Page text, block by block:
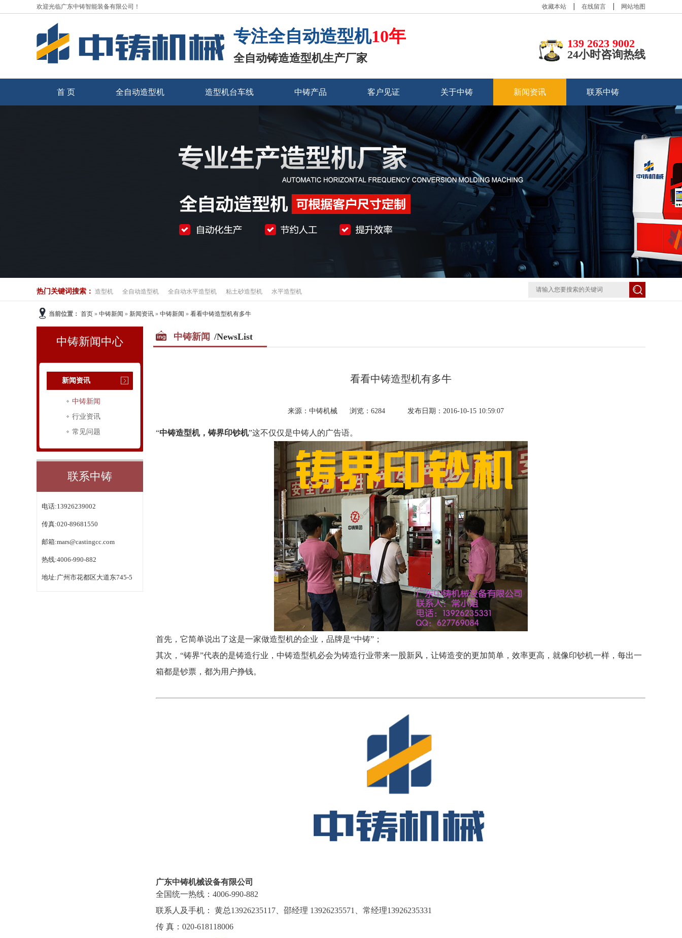
欢迎光临广东中铸智能装备有限公司！ 收藏本站 在线留言 网站地图
专注全自动造型机10年
全自动铸造造型机生产厂家
139 2623 9002
24小时咨询热线
首 页 全自动造型机 造型机台车线 中铸产品 客户见证 关于中铸 新闻资讯 联系中铸
热门关键词搜索： 造型机 全自动造型机 全自动水平造型机 粘土砂造型机 水平造型机
当前位置： 首页 » 中铸新闻 » 新闻资讯 » 中铸新闻 » 看看中铸造型机有多牛
中铸新闻中心
新闻资讯
中铸新闻
行业资讯
常见问题
联系中铸
电话:13926239002
传真:020-89681550
邮箱:mars@castingcc.com
热线:4006-990-882
地址:广州市花都区大道东745-5
中铸新闻 /NewsList
看看中铸造型机有多牛
来源：中铸机械 浏览： 6284 发布日期：2016-10-15 10:59:07
“中铸造型机，铸界印钞机”这不仅仅是中铸人的广告语。
首先，它简单说出了这是一家做造型机的企业，品牌是“中铸”；
其次， “铸界”代表的是铸造行业，中铸造型机必会为铸造行业带来一股新风，让铸造变的更加简单，效率更高，就像印钞机一样，每出一
箱都是钞票，都为用户挣钱。
广东中铸机械设备有限公司
全国统一热线： 4006-990-882
联系人及手机：
黄总13926235117、邵经理 13926235571、常经理13926235331
传 真：020-618118006